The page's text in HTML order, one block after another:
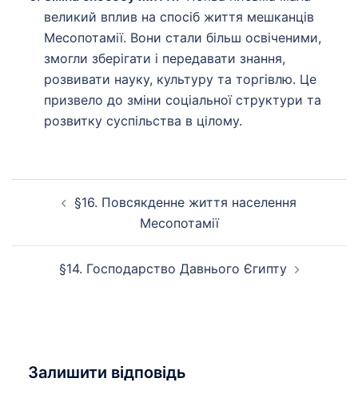
великий вплив на спосіб життя мешканців
Месопотамії. Вони стали більш освіченими,
змогли зберігати і передавати знання,
розвивати науку, культуру та торгівлю. Це
призвело до зміни соціальної структури та
розвитку суспільства в цілому.
§16. Повсякденне життя населення
Месопотамії
§14. Господарство Давнього Єгипту
Залишити відповідь